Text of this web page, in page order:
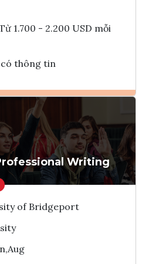
1.700 - 2.200 USD mỗi
có thông tin
Ghi danh
Tham vấn Interlink
Writing
of Bridgeport